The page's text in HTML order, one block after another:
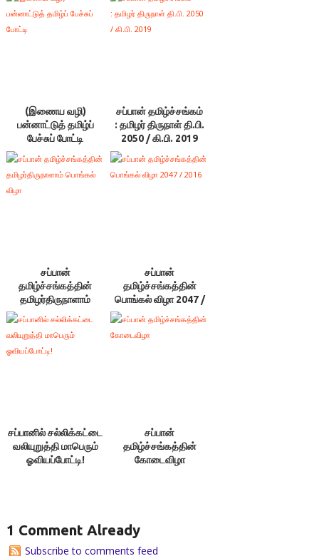
(இணைய வழி)
பன்னாட்டுத் தமிழ்ப்
பேச்சுப் போட்டி
சப்பான் தமிழ்ச்சங்கம்
: தமிழர் திருநாள் தி.பி.
2050 / கி.பி. 2019
சப்பான்
தமிழ்ச்சங்கத்தின்
தமிழர்திருநாளாம்
சப்பான்
தமிழ்ச்சங்கத்தின்
பொங்கல் விழா 2047 /
சப்பானில் சல்லிக்கட்டை
வலியுறுத்தி மாபெரும்
ஓவியப்போட்டி!
சப்பான்
தமிழ்ச்சங்கத்தின்
கோடைவிழா
1 Comment Already
Subscribe to comments feed